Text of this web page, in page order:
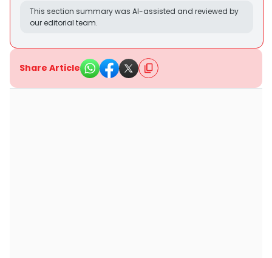
This section summary was AI-assisted and reviewed by
our editorial team.
Share Article